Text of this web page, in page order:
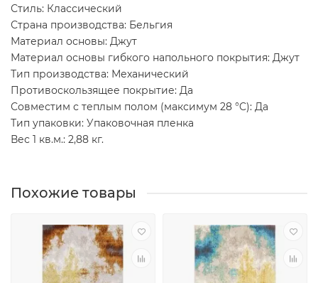
Стиль: Классический
Страна производства: Бельгия
Материал основы: Джут
Материал основы гибкого напольного покрытия: Джут
Тип производства: Механический
Противоскользящее покрытие: Да
Совместим с теплым полом (максимум 28 °C): Да
Тип упаковки: Упаковочная пленка
Вес 1 кв.м.: 2,88 кг.
Похожие товары